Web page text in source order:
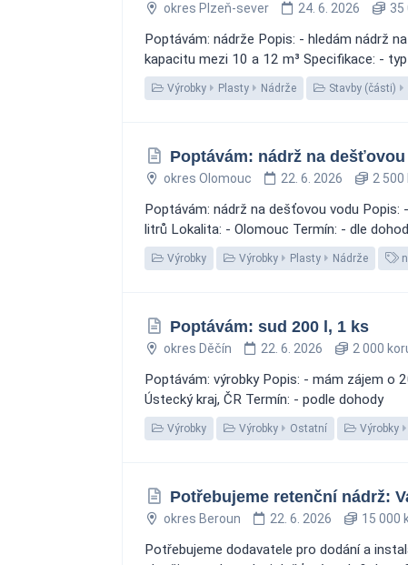
okres Plzeň-sever 24. 6. 2026 35
Poptávám: nádrže Popis: - hledám nádrž
kapacitu mezi 10 a 12 m³ Specifikace: -
Výrobky Plasty Nádrže Stavby (části)
Poptávám: nádrž na
okres Olomouc 22. 6. 2026 2 500
Poptávám: nádrž na dešťovou vodu
litrů Lokalita: - Olomouc Termín: - dle
Výrobky Výrobky Plasty Nádrže
Poptávám: sud 200 l, 1 ks
okres Děčín 22. 6. 2026 2 000
Poptávám: výrobky Popis: - mám zájem o
Ústecký kraj, ČR Termín: - podle dohody
Výrobky Výrobky Ostatní Výrobky
Potřebujeme retenční nádrž:
okres Beroun 22. 6. 2026 15 000
Potřebujeme dodavatele pro dodání a